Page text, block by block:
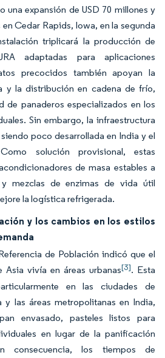
una expansión de USD 70 millones y
Cedar Rapids, Iowa, en la segunda
triplicará la producción de
adaptadas para aplicaciones
precocidos también apoyan la
y la distribución en cadena de frío,
de panaderos especializados en los
Sin embargo, la infraestructura
poco desarrollada en India y el
solución provisional, estas
de masa estables a
y mezclas de enzimas de vida útil
la logística refrigerada.
y los cambios en los estilos
de Población indicó que el
vivía en áreas urbanas[3]. Esta
en las ciudades de
y las áreas metropolitanas en India,
envasado, pasteles listos para
en lugar de la panificación
consecuencia, los tiempos de